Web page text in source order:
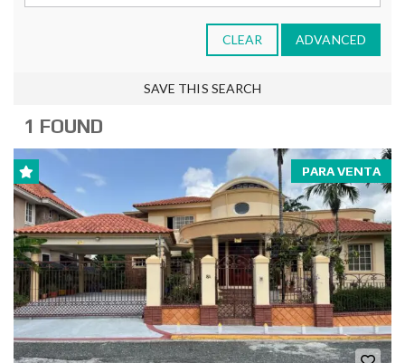
CLEAR ADVANCED
SAVE THIS SEARCH
1 FOUND
PARA VENTA